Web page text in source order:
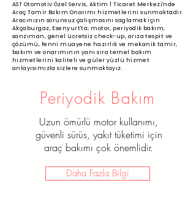
AST Otomotiv Özel Servis, Aktim 1 Ticaret Merkezi'nde
Araç Tamir Bakım Onarımı hizmetlerini sunmaktadır.
Aracınızın sorunsuz çalışmasını saglamak için
Akçaburgaz, Esenyurt'ta; motor, periyodik bakım,
sanzıman, genel ücretsiz check-up, arıza tespit ve
çözümü, fenni muayene hazırlık ve mekanik tamir,
bakım ve onarımının yanı sıra temel bakım
hizmetlerini kaliteli ve güler yüzlü hizmet
anlayısımızla sizlere sunmaktayız.
Periyodik Bakım
Uzun ömürlü motor kullanımı,
güvenli sürüs, yakıt tüketimi için
araç bakımı çok önemlidir.
Daha Fazla Bilgi